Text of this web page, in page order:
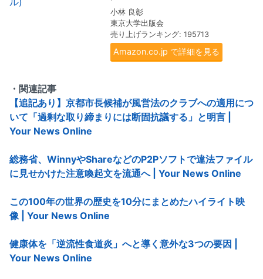
小林 良彰
東京大学出版会
売り上げランキング: 195713
Amazon.co.jp で詳細を見る
・関連記事
【追記あり】京都市長候補が風営法のクラブへの適用につ
いて「過剰な取り締まりには断固抗議する」と明言 |
Your News Online
総務省、WinnyやShareなどのP2Pソフトで違法ファイル
に見せかけた注意喚起文を流通へ | Your News Online
この100年の世界の歴史を10分にまとめたハイライト映
像 | Your News Online
健康体を「逆流性食道炎」へと導く意外な3つの要因 |
Your News Online